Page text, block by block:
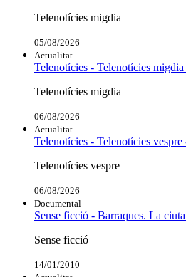
Telenotícies migdia
05/08/2026
Actualitat
Telenotícies - Telenotícies
Telenotícies migdia
06/08/2026
Actualitat
Telenotícies - Telenotícies
Telenotícies vespre
06/08/2026
Documental
Sense ficció - Barraques. La
Sense ficció
14/01/2010